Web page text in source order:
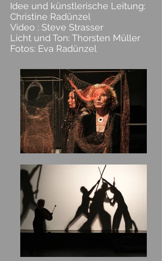
Idee und künstlerische Leitung:
Christine Radünzel
Video : Steve Strasser
Licht und Ton: Thorsten Müller
Fotos: Eva Radünzel